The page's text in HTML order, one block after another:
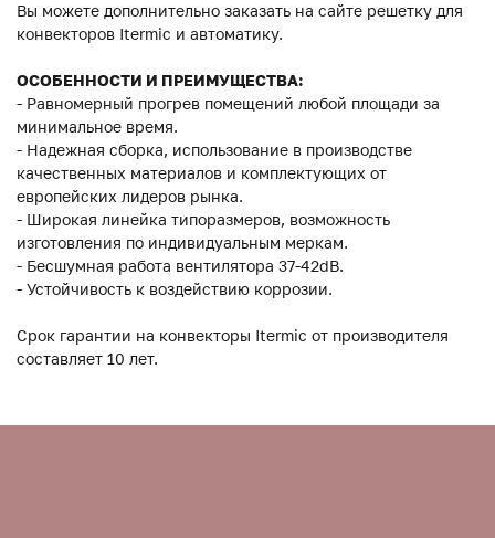
Вы можете дополнительно заказать на сайте решетку для
конвекторов Itermic и автоматику.
ОСОБЕННОСТИ И ПРЕИМУЩЕСТВА:
- Равномерный прогрев помещений любой площади за
минимальное время.
- Надежная сборка, использование в производстве
качественных материалов и комплектующих от
европейских лидеров рынка.
- Широкая линейка типоразмеров, возможность
изготовления по индивидуальным меркам.
- Бесшумная работа вентилятора 37-42dB.
- Устойчивость к воздействию коррозии.
Срок гарантии на конвекторы Itermic от производителя
составляет 10 лет.